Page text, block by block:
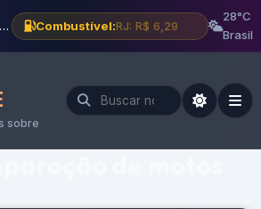
Harley RMCR registrada nos EUA e pode virar produção Combustível:BH: R$ 6,12
28°C
Brasil
sobre